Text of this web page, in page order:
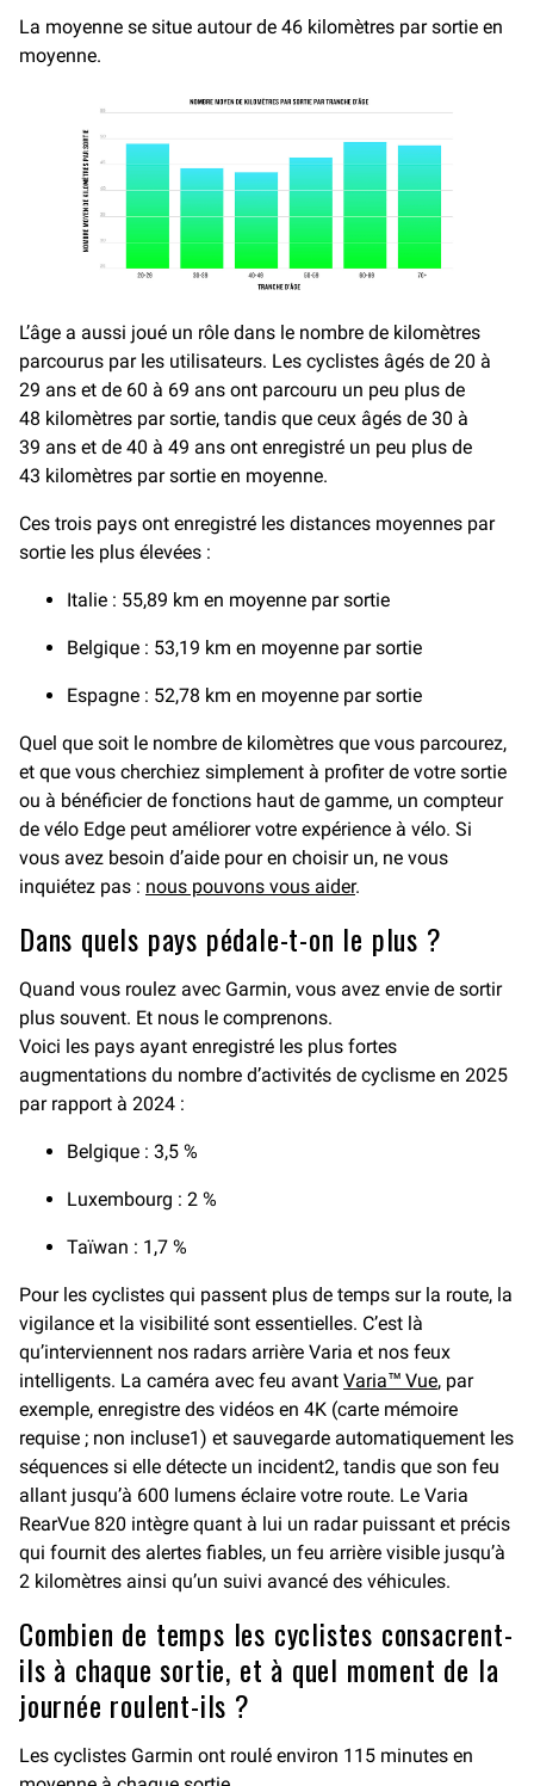
La moyenne se situe autour de 46 kilomètres par sortie en
moyenne.
L’âge a aussi joué un rôle dans le nombre de kilomètres
parcourus par les utilisateurs. Les cyclistes âgés de 20 à
29 ans et de 60 à 69 ans ont parcouru un peu plus de
48 kilomètres par sortie, tandis que ceux âgés de 30 à
39 ans et de 40 à 49 ans ont enregistré un peu plus de
43 kilomètres par sortie en moyenne.
Ces trois pays ont enregistré les distances moyennes par
sortie les plus élevées :
Italie : 55,89 km en moyenne par sortie
Belgique : 53,19 km en moyenne par sortie
Espagne : 52,78 km en moyenne par sortie
Quel que soit le nombre de kilomètres que vous parcourez,
et que vous cherchiez simplement à profiter de votre sortie
ou à bénéficier de fonctions haut de gamme, un compteur
de vélo Edge peut améliorer votre expérience à vélo. Si
vous avez besoin d’aide pour en choisir un, ne vous
inquiétez pas : nous pouvons vous aider.
Dans quels pays pédale-t-on le plus ?
Quand vous roulez avec Garmin, vous avez envie de sortir
plus souvent. Et nous le comprenons.
Voici les pays ayant enregistré les plus fortes
augmentations du nombre d’activités de cyclisme en 2025
par rapport à 2024 :
Belgique : 3,5 %
Luxembourg : 2 %
Taïwan : 1,7 %
Pour les cyclistes qui passent plus de temps sur la route, la
vigilance et la visibilité sont essentielles. C’est là
qu’interviennent nos radars arrière Varia et nos feux
intelligents. La caméra avec feu avant Varia™ Vue, par
exemple, enregistre des vidéos en 4K (carte mémoire
requise ; non incluse1) et sauvegarde automatiquement les
séquences si elle détecte un incident2, tandis que son feu
allant jusqu’à 600 lumens éclaire votre route. Le Varia
RearVue 820 intègre quant à lui un radar puissant et précis
qui fournit des alertes fiables, un feu arrière visible jusqu’à
2 kilomètres ainsi qu’un suivi avancé des véhicules.
Combien de temps les cyclistes consacrent-
ils à chaque sortie, et à quel moment de la
journée roulent-ils ?
Les cyclistes Garmin ont roulé environ 115 minutes en